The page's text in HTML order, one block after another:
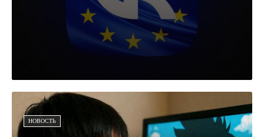
НОВОСТЬ